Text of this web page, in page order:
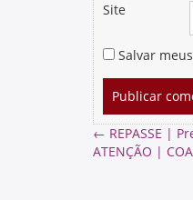
Site
Salvar
← REPASSE |
ATENÇÃO |